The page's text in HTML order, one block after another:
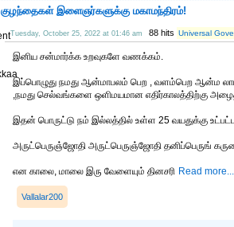
குழந்தைகள் இளைஞர்களுக்கு மகாமந்திரம்!
Tuesday, October 25, 2022 at 01:46 am 88 hits Universal
இனிய சன்மார்க்க உறவுகளே வணக்கம்.
இப்பொழுது நமது ஆன்மாபலம் பெற , வளம்பெற ஆன்ம
,நமது செல்வங்களை ஒளிமயமான எதிர்காலத்திற்கு
இதன் பொருட்டு நம் இல்லத்தில் உள்ள 25 வயதுக்கு
அருட்பெருஞ்ஜோதி அருட்பெருஞ்ஜோதி தனிப்பெருங்
என காலை, மாலை இரு வேளையும் தினசரி Read more...
Vallalar200